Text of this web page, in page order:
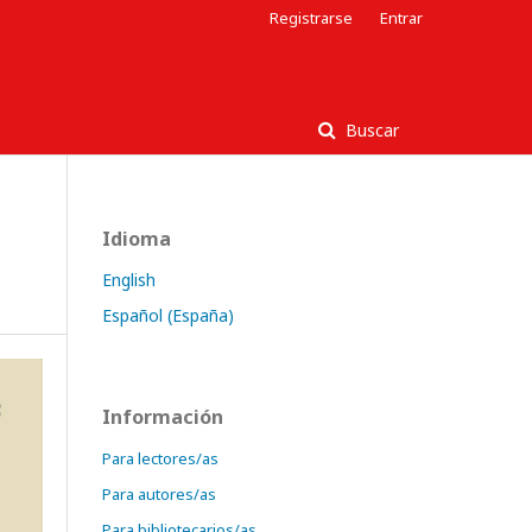
Buscar
Registrarse Entrar
Idioma
English
Español (España)
Información
Para lectores/as
Para autores/as